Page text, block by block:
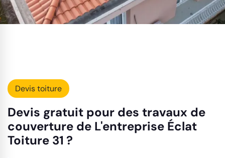
Devis toiture
Devis gratuit pour des travaux de
couverture de L'entreprise Éclat
Toiture 31 ?